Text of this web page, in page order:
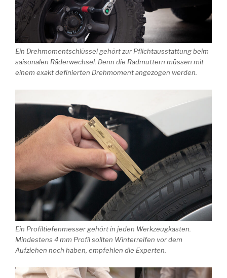
Ein Drehmomentschlüssel gehört zur Pflichtausstattung beim
saisonalen Räderwechsel. Denn die Radmuttern müssen mit
einem exakt definierten Drehmoment angezogen werden.
Ein Profiltiefenmesser gehört in jeden Werkzeugkasten.
Mindestens 4 mm Profil sollten Winterreifen vor dem
Aufziehen noch haben, empfehlen die Experten.